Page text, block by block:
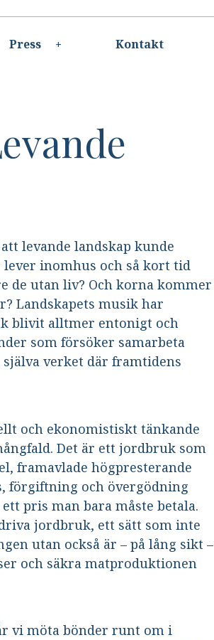
Press Kontakt
levande landskap kunde
inomhus och så kort tid
de utan liv? Och korna kommer
Landskapets musik har
blivit alltmer entonigt och
som försöker samarbeta
verket där framtidens
och ekonomistiskt tänkande
Det är ett jordbruk som
framavlade högpresterande
förgiftning och övergödning
pris man bara måste betala.
jordbruk, ett sätt som inte
utan också är – på lång sikt –
och säkra matproduktionen
vi möta bönder runt om i